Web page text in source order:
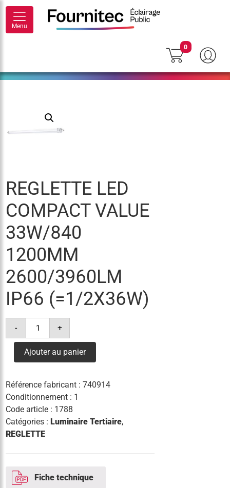
Menu
0
REGLETTE LED
COMPACT VALUE
33W/840
1200MM
2600/3960LM
IP66 (=1/2X36W)
-
quantité
reglette
compact
value
2600/3960lm
ip66
(=1/2x36w)
+
Ajouter au panier
Référence fabricant :740914
Conditionnement : 1
Code article : 1788
Catégories :Luminaire Tertiaire,
REGLETTE
Fiche technique